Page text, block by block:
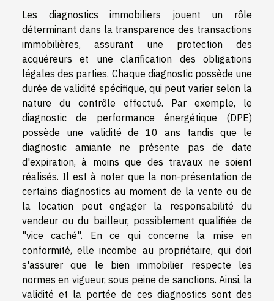
Les diagnostics immobiliers jouent un rôle
déterminant dans la transparence des transactions
immobilières, assurant une protection des
acquéreurs et une clarification des obligations
légales des parties. Chaque diagnostic possède une
durée de validité spécifique, qui peut varier selon la
nature du contrôle effectué. Par exemple, le
diagnostic de performance énergétique (DPE)
possède une validité de 10 ans tandis que le
diagnostic amiante ne présente pas de date
d'expiration, à moins que des travaux ne soient
réalisés. Il est à noter que la non-présentation de
certains diagnostics au moment de la vente ou de
la location peut engager la responsabilité du
vendeur ou du bailleur, possiblement qualifiée de
"vice caché". En ce qui concerne la mise en
conformité, elle incombe au propriétaire, qui doit
s'assurer que le bien immobilier respecte les
normes en vigueur, sous peine de sanctions. Ainsi, la
validité et la portée de ces diagnostics sont des